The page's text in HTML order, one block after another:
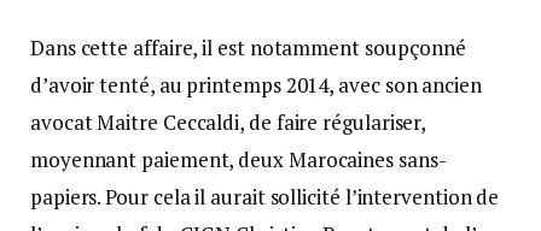
Dans cette affaire, il est notamment soupçonné
d’avoir tenté, au printemps 2014, avec son ancien
avocat Maitre Ceccaldi, de faire régulariser,
moyennant paiement, deux Marocaines sans-
papiers. Pour cela il aurait sollicité l’intervention de